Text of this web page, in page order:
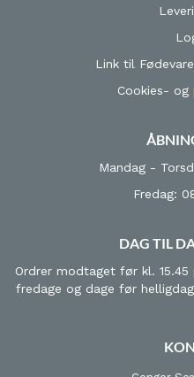
Link til
Cookies-
Mandag -
Fredag:
DAG TIL
Ordrer modtaget før kl.
fredage og dage før